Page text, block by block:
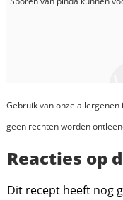
Gebruik van onze
geen rechten worden
Reacties op
Dit recept heeft nog